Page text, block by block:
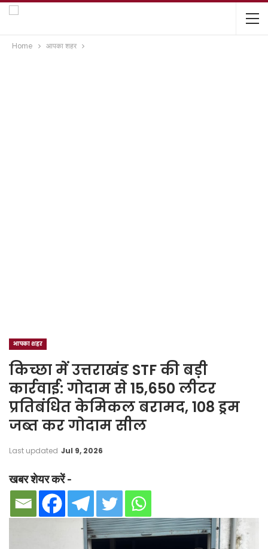
Home आपका शहर
आपका शहर
किच्छा में उत्तराखंड STF की बड़ी
कार्रवाई: गोदाम से 15,650 लीटर
प्रतिबंधित केमिकल बरामद, 108 ड्रम
जब्त कर गोदाम सील
Last updated Jul 9, 2026
खबर शेयर करें -